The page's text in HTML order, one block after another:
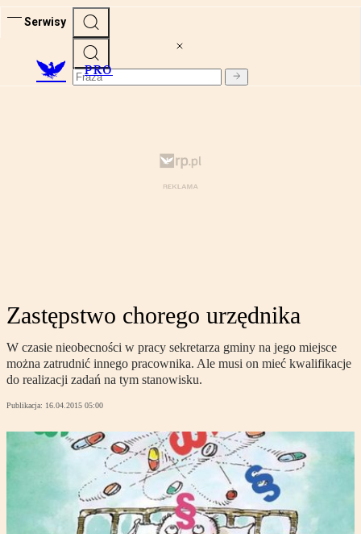
Serwisy
PRO
Zastępstwo chorego urzędnika
W czasie nieobecności w pracy sekretarza gminy na jego miejsce
można zatrudnić innego pracownika. Ale musi on mieć kwalifikacje
do realizacji zadań na tym stanowisku.
Publikacja: 16.04.2015 05:00